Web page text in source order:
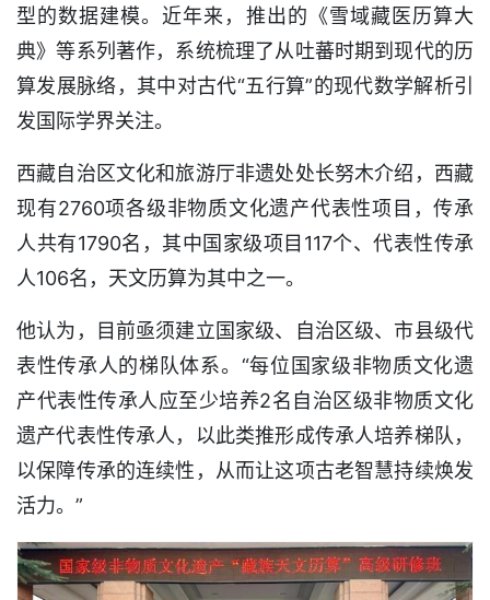
型的数据建模。近年来，推出的《雪域藏医历算大
典》等系列著作，系统梳理了从吐蕃时期到现代的历
算发展脉络，其中对古代“五行算”的现代数学解析引
发国际学界关注。
西藏自治区文化和旅游厅非遗处处长努木介绍，西藏
现有2760项各级非物质文化遗产代表性项目，传承
人共有1790名，其中国家级项目117个、代表性传承
人106名，天文历算为其中之一。
他认为，目前亟须建立国家级、自治区级、市县级代
表性传承人的梯队体系。“每位国家级非物质文化遗
产代表性传承人应至少培养2名自治区级非物质文化
遗产代表性传承人，以此类推形成传承人培养梯队，
以保障传承的连续性，从而让这项古老智慧持续焕发
活力。”